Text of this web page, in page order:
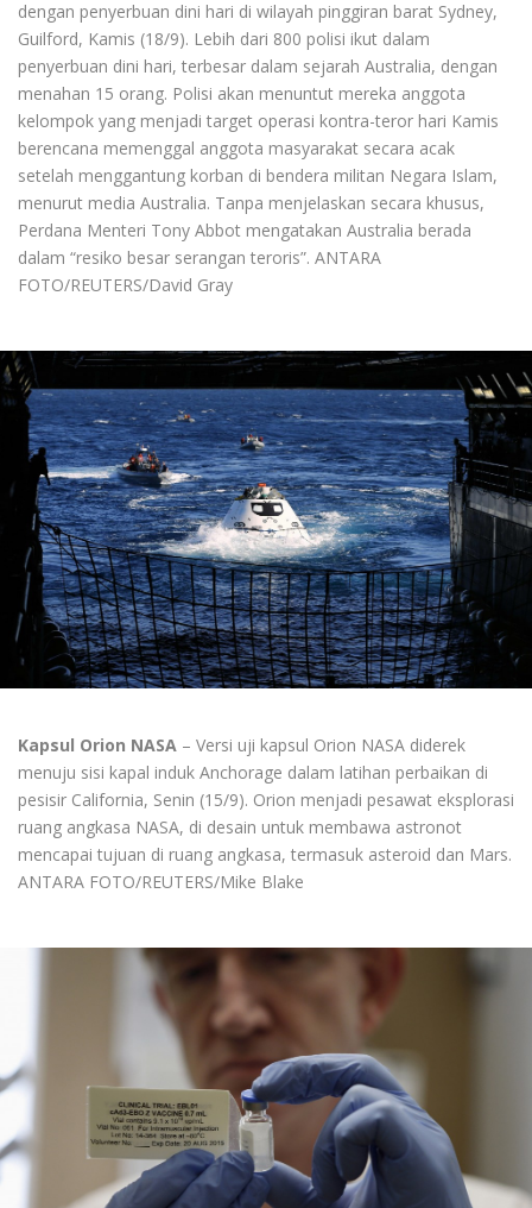
dengan penyerbuan dini hari di wilayah pinggiran barat Sydney,
Guilford, Kamis (18/9). Lebih dari 800 polisi ikut dalam
penyerbuan dini hari, terbesar dalam sejarah Australia, dengan
menahan 15 orang. Polisi akan menuntut mereka anggota
kelompok yang menjadi target operasi kontra-teror hari Kamis
berencana memenggal anggota masyarakat secara acak
setelah menggantung korban di bendera militan Negara Islam,
menurut media Australia. Tanpa menjelaskan secara khusus,
Perdana Menteri Tony Abbot mengatakan Australia berada
dalam “resiko besar serangan teroris”. ANTARA
FOTO/REUTERS/David Gray
Kapsul Orion NASA – Versi uji kapsul Orion NASA diderek
menuju sisi kapal induk Anchorage dalam latihan perbaikan di
pesisir California, Senin (15/9). Orion menjadi pesawat eksplorasi
ruang angkasa NASA, di desain untuk membawa astronot
mencapai tujuan di ruang angkasa, termasuk asteroid dan Mars.
ANTARA FOTO/REUTERS/Mike Blake